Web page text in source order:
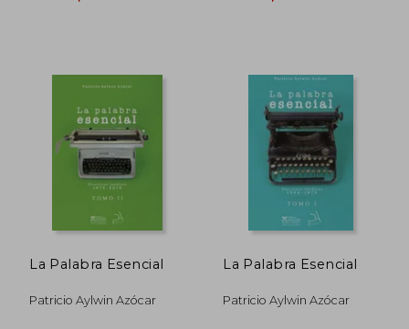
45% 45%
dcto.
La Palabra Esencial
Patricio Aylwin Azócar
La Palabra Esencial
Patricio Aylwin Azócar